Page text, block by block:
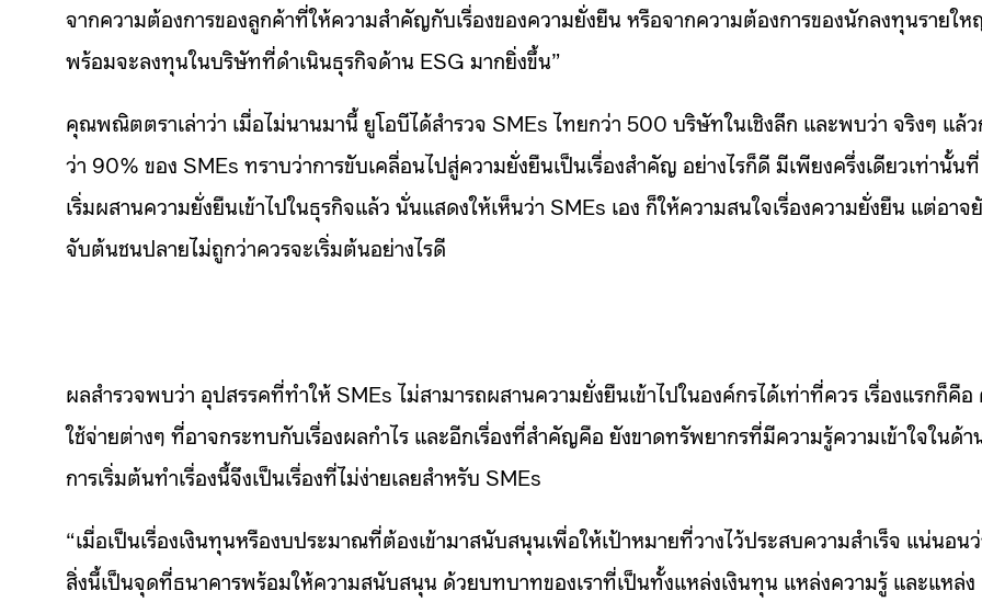
จากความต้องการของลูกค้าที่ให้ความสำคัญกับเรื่องของความยั่งยืน หรือจากความต้องการของนักลงทุนรายใ
พร้อมจะลงทุนในบริษัทที่ดำเนินธุรกิจด้าน ESG มากยิ่งขึ้น”
คุณพณิตตราเล่าว่า เมื่อไม่นานมานี้ ยูโอบีได้สำรวจ SMEs ไทยกว่า 500 บริษัทในเชิงลึก และพบว่า จริงๆ แล้
ว่า 90% ของ SMEs ทราบว่าการขับเคลื่อนไปสู่ความยั่งยืนเป็นเรื่องสำคัญ อย่างไรก็ดี มีเพียงครึ่งเดียวเท่านั้นที่
เริ่มผสานความยั่งยืนเข้าไปในธุรกิจแล้ว นั่นแสดงให้เห็นว่า SMEs เอง ก็ให้ความสนใจเรื่องความยั่งยืน แต่อาจ
จับต้นชนปลายไม่ถูกว่าควรจะเริ่มต้นอย่างไรดี
ผลสำรวจพบว่า อุปสรรคที่ทำให้ SMEs ไม่สามารถผสานความยั่งยืนเข้าไปในองค์กรได้เท่าที่ควร เรื่องแรกก็คือ
ใช้จ่ายต่างๆ ที่อาจกระทบกับเรื่องผลกำไร และอีกเรื่องที่สำคัญคือ ยังขาดทรัพยากรที่มีความรู้ความเข้าใจในด้
การเริ่มต้นทำเรื่องนี้จึงเป็นเรื่องที่ไม่ง่ายเลยสำหรับ SMEs
“เมื่อเป็นเรื่องเงินทุนหรืองบประมาณที่ต้องเข้ามาสนับสนุนเพื่อให้เป้าหมายที่วางไว้ประสบความสำเร็จ แน่นอน
สิ่งนี้เป็นจุดที่ธนาคารพร้อมให้ความสนับสนุน ด้วยบทบาทของเราที่เป็นทั้งแหล่งเงินทุน แหล่งความรู้ และแหล่ง